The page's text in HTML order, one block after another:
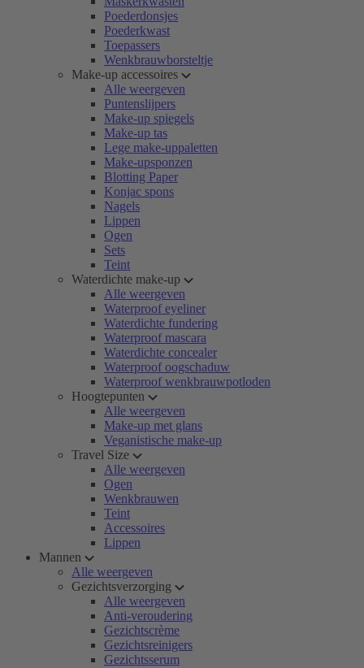
Poederdonsjes
Poederkwast
Toepassers
Wenkbrauwborsteltje
Make-up accessoires
Alle weergeven
Puntenslijpers
Make-up spiegels
Make-up tas
Lege make-uppaletten
Make-upsponzen
Blotting Paper
Konjac spons
Nagels
Lippen
Ogen
Sets
Teint
Waterdichte make-up
Alle weergeven
Waterproof eyeliner
Waterdichte fundering
Waterproof mascara
Waterdichte concealer
Waterproof oogschaduw
Waterproof wenkbrauwpotloden
Hoogtepunten
Alle weergeven
Make-up met glans
Veganistische make-up
Travel Size
Alle weergeven
Ogen
Wenkbrauwen
Teint
Accessoires
Lippen
Mannen
Alle weergeven
Gezichtsverzorging
Alle weergeven
Anti-veroudering
Gezichtscrème
Gezichtsreinigers
Gezichtsserum